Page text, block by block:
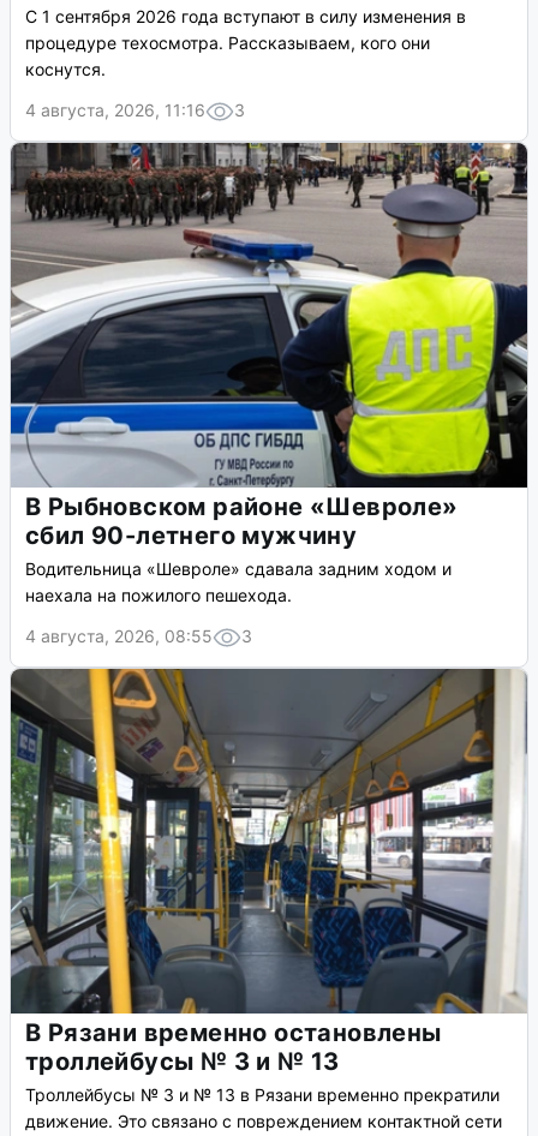
С 1 сентября 2026 года вступают в силу изменения в
процедуре техосмотра. Рассказываем, кого они
коснутся.
4 августа, 2026, 11:16
3
В Рыбновском районе «Шевроле»
сбил 90-летнего мужчину
Водительница «Шевроле» сдавала задним ходом и
наехала на пожилого пешехода.
4 августа, 2026, 08:55
3
В Рязани временно остановлены
троллейбусы № 3 и № 13
Троллейбусы № 3 и № 13 в Рязани временно прекратили
движение. Это связано с повреждением контактной сети